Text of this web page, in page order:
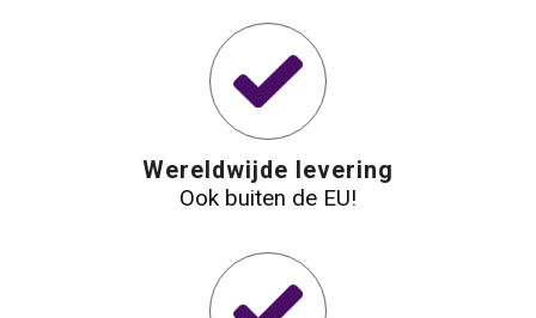
Wereldwijde levering
Ook buiten de EU!